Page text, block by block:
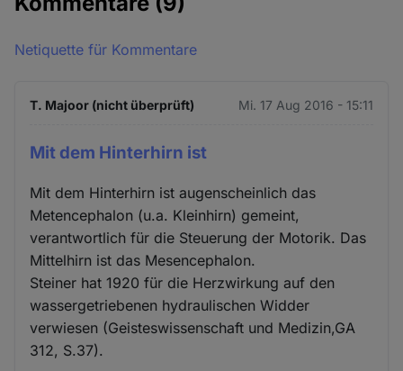
Netiquette für Kommentare
T. Majoor (nicht überprüft) Mi. 17 Aug 2016 - 15:11
Mit dem Hinterhirn ist
Mit dem Hinterhirn ist augenscheinlich das
Metencephalon (u.a. Kleinhirn) gemeint,
verantwortlich für die Steuerung der Motorik. Das
Mittelhirn ist das Mesencephalon.
Steiner hat 1920 für die Herzwirkung auf den
wassergetriebenen hydraulischen Widder
verwiesen (Geisteswissenschaft und Medizin,GA
312, S.37).